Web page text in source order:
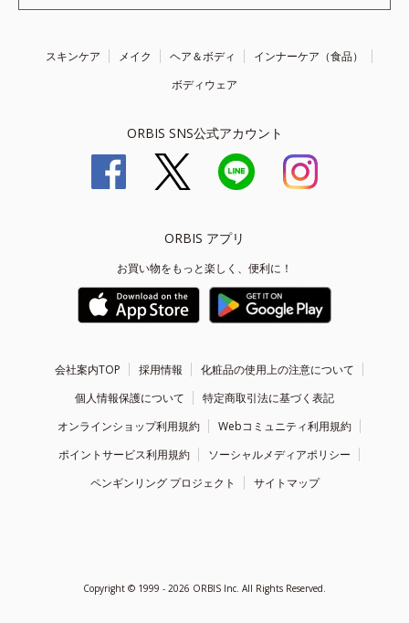
スキンケア メイク ヘア＆ボディ
インナーケア（食品）
ボディウェア
ORBIS SNS公式アカウント
ORBIS アプリ
お買い物をもっと楽しく、便利に！
会社案内TOP 採用情報
化粧品の使用上の注意について
個人情報保護について
特定商取引法に基づく表記
オンラインショップ利用規約
Webコミュニティ利用規約
ポイントサービス利用規約
ソーシャルメディアポリシー
ペンギンリング プロジェクト
サイトマップ
Copyright © 1999 - 2026 ORBIS Inc. All Rights Reserved.